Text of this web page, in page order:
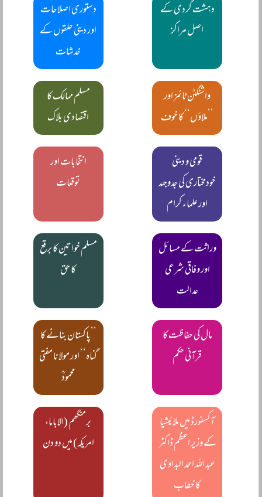
دہشت گردی کے
اصل مراکز
دستوری اصلاحات
اور دینی حلقوں کے
خدشات
واشنگٹن ٹائمز اور
’’ملاؤں‘‘ کا خوف
مسلم ممالک کا
اقتصادی بلاک
قومی و دینی
خودمختاری کی جدوجہد
اور علماء کرام
انتخابات اور
توقعات
وراثت کے مسائل
اور وفاقی شرعی
عدالت
مسلم خواتین کا برقع
کا حق
مال کی حفاظت کا
قرآنی حکم
’’پاکستان بنانے کا
گناہ‘‘ اور مولانا مفتی
محمودؒ
آکسفورڈ میں ملائیشیا
کے وزیر اعظم ڈاکٹر
عبد اللہ احمد البداوی
کا خطاب
برمنگھم (الاباما،
امریکہ) میں دو دن